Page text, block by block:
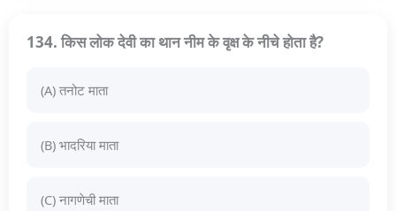
134. किस लोक देवी का थान नीम के वृक्ष के नीचे होता है?
(A) तनोट माता
(B) भादरिया माता
(C) नागणेची माता